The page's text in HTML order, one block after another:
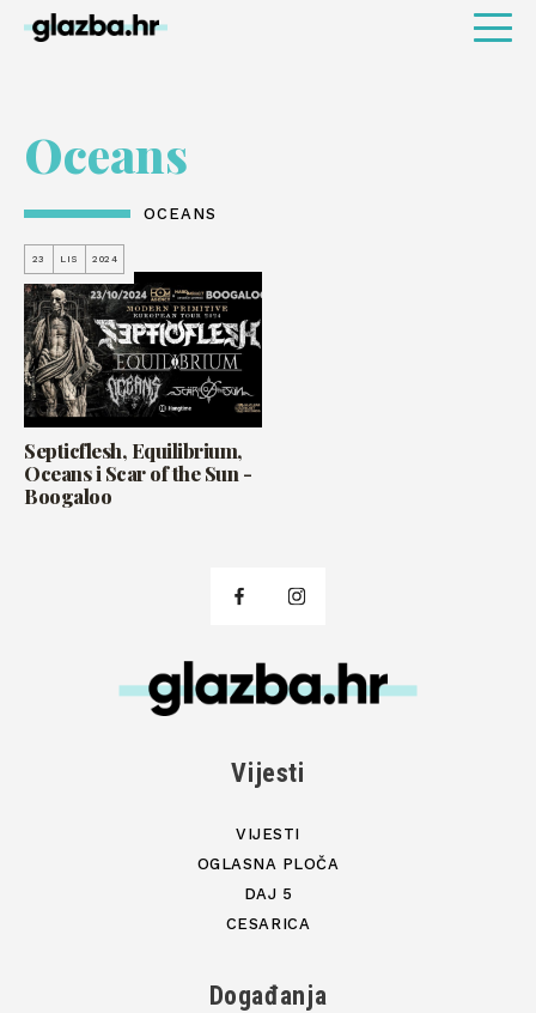
Oceans
OCEANS
23 LIS 2024
Septicflesh, Equilibrium,
Oceans i Scar of the Sun -
Boogaloo
Vijesti
VIJESTI
OGLASNA PLOČA
DAJ 5
CESARICA
Događanja